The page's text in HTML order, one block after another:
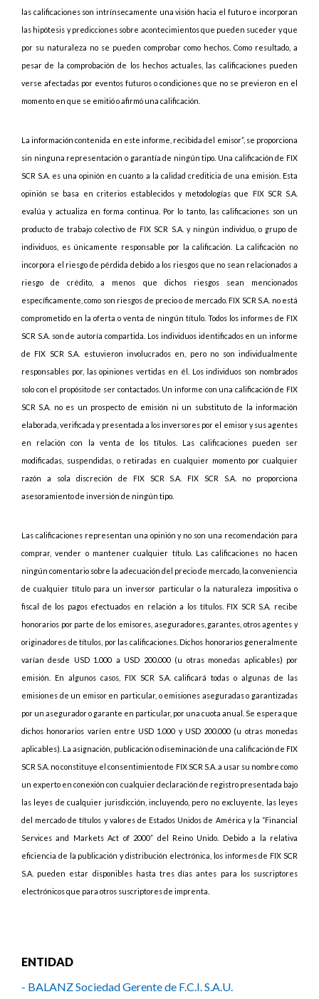
las calificaciones son intrínsecamente una visión hacia el futuro e incorporan
las hipótesis y predicciones sobre acontecimientos que pueden suceder y que
por su naturaleza no se pueden comprobar como hechos. Como resultado, a
pesar de la comprobación de los hechos actuales, las calificaciones pueden
verse afectadas por eventos futuros o condiciones que no se previeron en el
momento en que se emitió o afirmó una calificación.
La información contenida en este informe, recibida del emisor”, se proporciona
sin ninguna representación o garantía de ningún tipo. Una calificación de FIX
SCR S.A. es una opinión en cuanto a la calidad crediticia de una emisión. Esta
opinión se basa en criterios establecidos y metodologías que FIX SCR S.A.
evalúa y actualiza en forma continua. Por lo tanto, las calificaciones son un
producto de trabajo colectivo de FIX SCR S.A. y ningún individuo, o grupo de
individuos, es únicamente responsable por la calificación. La calificación no
incorpora el riesgo de pérdida debido a los riesgos que no sean relacionados a
riesgo de crédito, a menos que dichos riesgos sean mencionados
específicamente, como son riesgos de precio o de mercado. FIX SCR S.A. no está
comprometido en la oferta o venta de ningún título. Todos los informes de FIX
SCR S.A. son de autoría compartida. Los individuos identificados en un informe
de FIX SCR S.A. estuvieron involucrados en, pero no son individualmente
responsables por, las opiniones vertidas en él. Los individuos son nombrados
solo con el propósito de ser contactados. Un informe con una calificación de FIX
SCR S.A. no es un prospecto de emisión ni un substituto de la información
elaborada, verificada y presentada a los inversores por el emisor y sus agentes
en relación con la venta de los títulos. Las calificaciones pueden ser
modificadas, suspendidas, o retiradas en cualquier momento por cualquier
razón a sola discreción de FIX SCR S.A. FIX SCR S.A. no proporciona
asesoramiento de inversión de ningún tipo.
Las calificaciones representan una opinión y no son una recomendación para
comprar, vender o mantener cualquier título. Las calificaciones no hacen
ningún comentario sobre la adecuación del precio de mercado, la conveniencia
de cualquier título para un inversor particular o la naturaleza impositiva o
fiscal de los pagos efectuados en relación a los títulos. FIX SCR S.A. recibe
honorarios por parte de los emisores, aseguradores, garantes, otros agentes y
originadores de títulos, por las calificaciones. Dichos honorarios generalmente
varían desde USD 1.000 a USD 200.000 (u otras monedas aplicables) por
emisión. En algunos casos, FIX SCR S.A. calificará todas o algunas de las
emisiones de un emisor en particular, o emisiones aseguradas o garantizadas
por un asegurador o garante en particular, por una cuota anual. Se espera que
dichos honorarios varíen entre USD 1.000 y USD 200.000 (u otras monedas
aplicables). La asignación, publicación o diseminación de una calificación de FIX
SCR S.A. no constituye el consentimiento de FIX SCR S.A. a usar su nombre como
un experto en conexión con cualquier declaración de registro presentada bajo
las leyes de cualquier jurisdicción, incluyendo, pero no excluyente, las leyes
del mercado de títulos y valores de Estados Unidos de América y la “Financial
Services and Markets Act of 2000” del Reino Unido. Debido a la relativa
eficiencia de la publicación y distribución electrónica, los informes de FIX SCR
S.A. pueden estar disponibles hasta tres días antes para los suscriptores
electrónicos que para otros suscriptores de imprenta.
ENTIDAD
- BALANZ Sociedad Gerente de F.C.I. S.A.U.